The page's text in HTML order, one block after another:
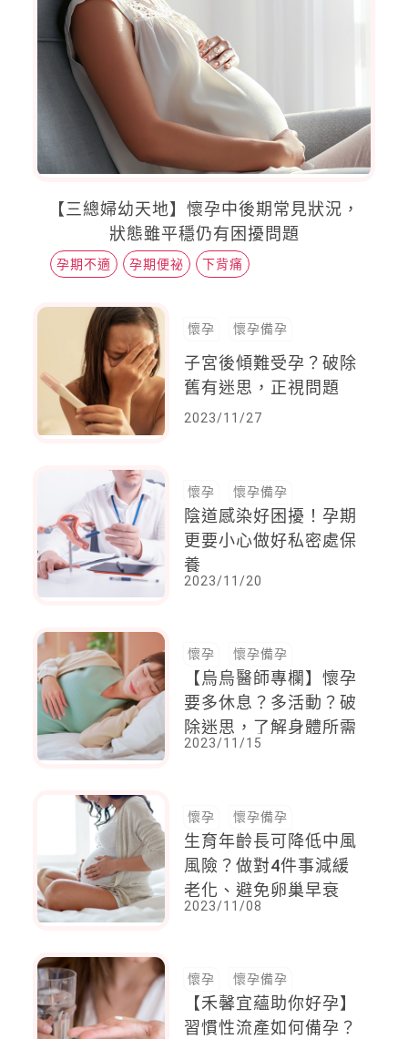
【三總婦幼天地】懷孕中後期常見狀況，
狀態雖平穩仍有困擾問題
孕期不適 孕期便祕 下背痛
懷孕 懷孕備孕
子宮後傾難受孕？破除
舊有迷思，正視問題
2023/11/27
懷孕 懷孕備孕
陰道感染好困擾！孕期
更要小心做好私密處保
養
2023/11/20
懷孕 懷孕備孕
【烏烏醫師專欄】懷孕
要多休息？多活動？破
除迷思，了解身體所需
2023/11/15
懷孕 懷孕備孕
生育年齡長可降低中風
風險？做對4件事減緩
老化、避免卵巢早衰
2023/11/08
懷孕 懷孕備孕
【禾馨宜蘊助你好孕】
習慣性流產如何備孕？